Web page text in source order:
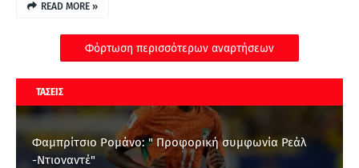
READ MORE »
Φόρτωση περισσότερων αναρτήσεων
ΤΑΣΕΙΣ
Φαμπρίτσιο Ρομάνο: " Προφορική συμφωνία Ρεάλ
-Ντιοναντέ"